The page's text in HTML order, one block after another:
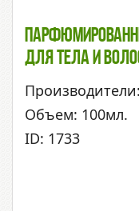
Для Тела И
Производители:
Объем: 100мл.
ID: 1733